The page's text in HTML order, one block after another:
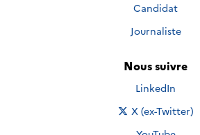
Candidat
Journaliste
Nous suivre
Nous suivre sur
LinkedIn
Nous suivre sur
X (ex-Twitter)